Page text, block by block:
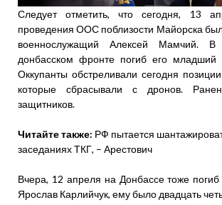
Следует отметить, что сегодня, 13
проведения ООС поблизости Майорска был
военнослужащий Алексей Мамчий.
донбасском фронте погиб его младший
Оккупанты обстреливали сегодня
которые сбрасывали с дронов.
защитников.
Читайте также: РФ пытается
заседаниях ТКГ, – Арестович
Вчера, 12 апреля на Донбассе тоже погиб
Ярослав Карлийчук, ему было двадцать